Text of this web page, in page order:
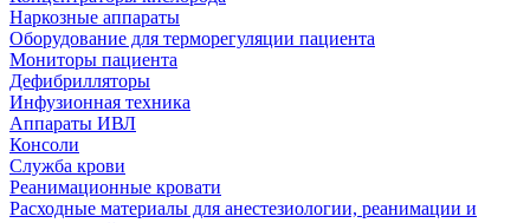
Наркозные аппараты
Оборудование для терморегуляции пациента
Мониторы пациента
Дефибрилляторы
Инфузионная техника
Аппараты ИВЛ
Консоли
Служба крови
Реанимационные кровати
Расходные материалы для анестезиологии, реанимации и